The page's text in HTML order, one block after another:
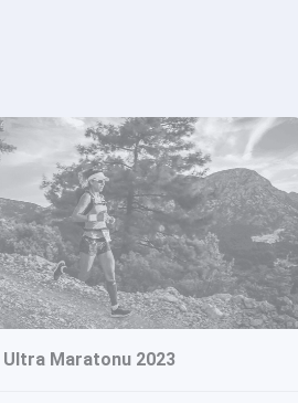
Ultra Maratonu 2023